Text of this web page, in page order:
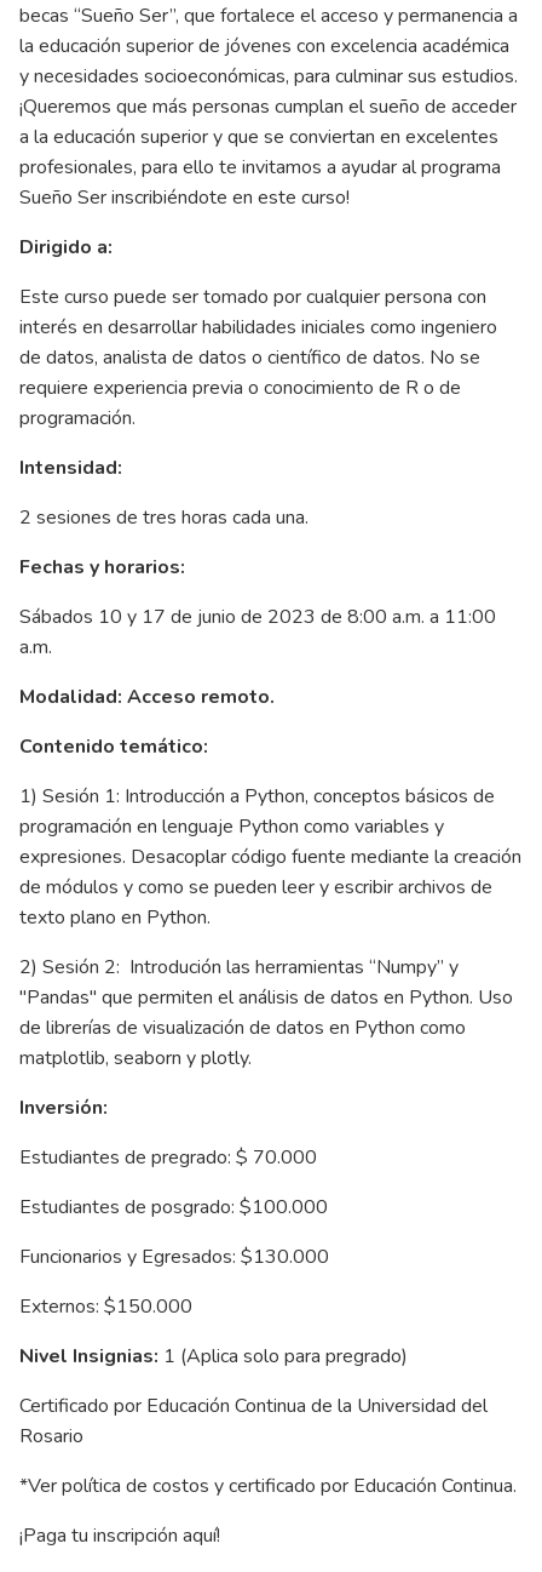
becas “Sueño Ser”, que fortalece el acceso y permanencia a
la educación superior de jóvenes con excelencia académica
y necesidades socioeconómicas, para culminar sus estudios.
¡Queremos que más personas cumplan el sueño de acceder
a la educación superior y que se conviertan en excelentes
profesionales, para ello te invitamos a ayudar al programa
Sueño Ser inscribiéndote en este curso!
Dirigido a:
Este curso puede ser tomado por cualquier persona con
interés en desarrollar habilidades iniciales como ingeniero
de datos, analista de datos o científico de datos. No se
requiere experiencia previa o conocimiento de R o de
programación.
Intensidad:
2 sesiones de tres horas cada una.
Fechas y horarios:
Sábados 10 y 17 de junio de 2023 de 8:00 a.m. a 11:00
a.m.
Modalidad: Acceso remoto.
Contenido temático:
1) Sesión 1: Introducción a Python, conceptos básicos de
programación en lenguaje Python como variables y
expresiones. Desacoplar código fuente mediante la creación
de módulos y como se pueden leer y escribir archivos de
texto plano en Python.
2) Sesión 2: Introdución las herramientas “Numpy” y
"Pandas" que permiten el análisis de datos en Python. Uso
de librerías de visualización de datos en Python como
matplotlib, seaborn y plotly.
Inversión:
Estudiantes de pregrado: $ 70.000
Estudiantes de posgrado: $100.000
Funcionarios y Egresados: $130.000
Externos: $150.000
Nivel Insignias: 1 (Aplica solo para pregrado)
Certificado por Educación Continua de la Universidad del
Rosario
*Ver política de costos y certificado por Educación Continua.
¡Paga tu inscripción aquí!